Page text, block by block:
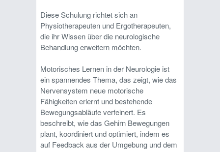
Diese Schulung richtet sich an
Physiotherapeuten und Ergotherapeuten,
die ihr Wissen über die neurologische
Behandlung erweitern möchten.
Motorisches Lernen in der Neurologie ist
ein spannendes Thema, das zeigt, wie das
Nervensystem neue motorische
Fähigkeiten erlernt und bestehende
Bewegungsabläufe verfeinert. Es
beschreibt, wie das Gehirn Bewegungen
plant, koordiniert und optimiert, indem es
auf Feedback aus der Umgebung und dem